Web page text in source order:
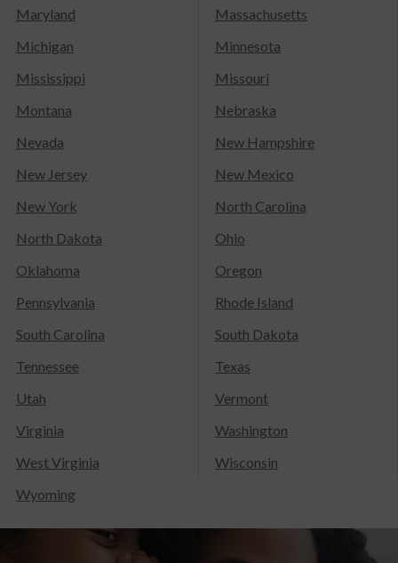
Maryland
Massachusetts
Michigan
Minnesota
Mississippi
Missouri
Montana
Nebraska
Nevada
New Hampshire
New Jersey
New Mexico
New York
North Carolina
North Dakota
Ohio
Oklahoma
Oregon
Pennsylvania
Rhode Island
South Carolina
South Dakota
Tennessee
Texas
Utah
Vermont
Virginia
Washington
West Virginia
Wisconsin
Wyoming